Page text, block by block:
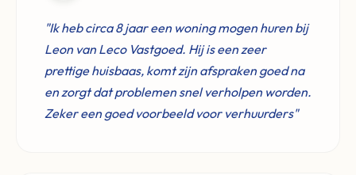
"Ik heb circa 8 jaar een woning mogen huren bij
Leon van Leco Vastgoed. Hij is een zeer
prettige huisbaas, komt zijn afspraken goed na
en zorgt dat problemen snel verholpen worden.
Zeker een goed voorbeeld voor verhuurders"